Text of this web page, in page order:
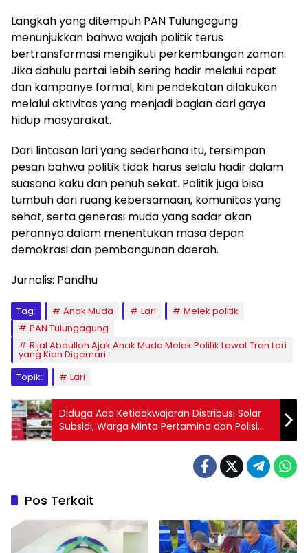
Langkah yang ditempuh PAN Tulungagung
menunjukkan bahwa wajah politik terus
bertransformasi mengikuti perkembangan zaman.
Jika dahulu partai lebih sering hadir melalui rapat
dan kampanye formal, kini pendekatan dilakukan
melalui aktivitas yang menjadi bagian dari gaya
hidup masyarakat.
Dari lintasan lari yang sederhana itu, tersimpan
pesan bahwa politik tidak harus selalu hadir dalam
suasana kaku dan penuh sekat. Politik juga bisa
tumbuh dari ruang kebersamaan, komunitas yang
sehat, serta generasi muda yang sadar akan
perannya dalam menentukan masa depan
demokrasi dan pembangunan daerah.
Jurnalis: Pandhu
Tag: Anak Muda Lari
Melek politik
PAN Tulungagung
Rijal Abdulloh Ajak Anak Muda Melek Politik Lewat Tren Lari
yang Kian Digemari
Topik:
Lari
Diduga Ada Ketidakwajaran Distribusi Solar
Subsidi, Warga Minta Pertamina dan Polisi
Turun Tangan
Pos Terkait